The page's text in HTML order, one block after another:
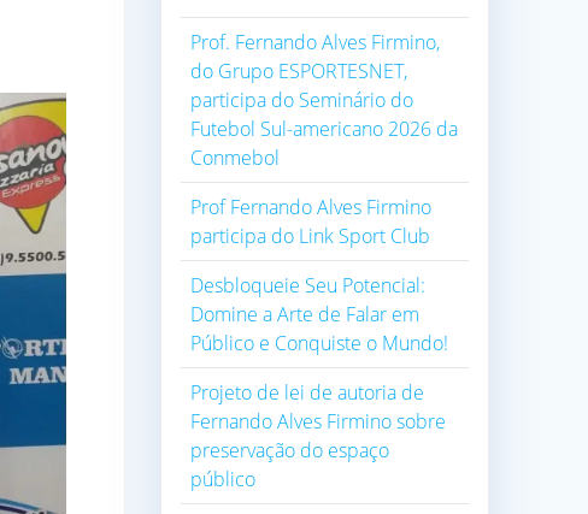
Prof. Fernando Alves Firmino,
do Grupo ESPORTESNET,
participa do Seminário do
Futebol Sul-americano 2026 da
Conmebol
Prof Fernando Alves Firmino
participa do Link Sport Club
Desbloqueie Seu Potencial:
Domine a Arte de Falar em
Público e Conquiste o Mundo!
Projeto de lei de autoria de
Fernando Alves Firmino sobre
preservação do espaço
público